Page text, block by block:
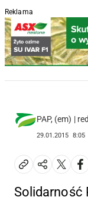
Reklama
PAP, (em) |
29.01.2015 8:05
Solidarność